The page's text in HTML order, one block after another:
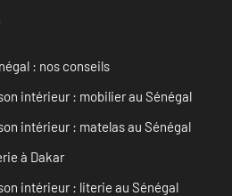
: nos conseils
intérieur : mobilier au Sénégal
intérieur : matelas au Sénégal
à Dakar
intérieur : literie au Sénégal